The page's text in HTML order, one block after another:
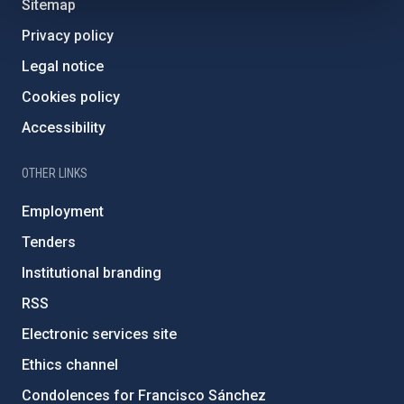
Sitemap
Privacy policy
Legal notice
Cookies policy
Accessibility
OTHER LINKS
Employment
Tenders
Institutional branding
RSS
Electronic services site
Ethics channel
Condolences for Francisco Sánchez